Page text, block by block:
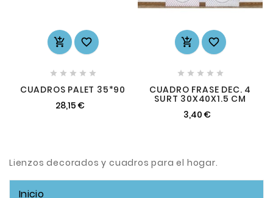
 
    
CUADROS PALET 35*90
28,15 €
 
    
CUADRO FRASE DEC. 4
SURT 30X40X1.5 CM
3,40 €
Lienzos decorados y cuadros para el hogar.
Inicio